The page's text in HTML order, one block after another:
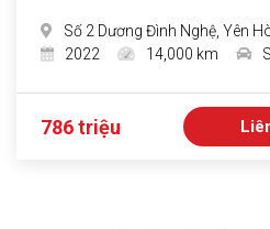
Số 2 Dương Đình Nghệ, Yên
2022
14,000 km
786 triệu